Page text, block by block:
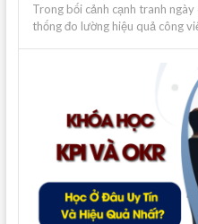
Trong bối cảnh cạnh tranh
thống đo lường hiệu quả công